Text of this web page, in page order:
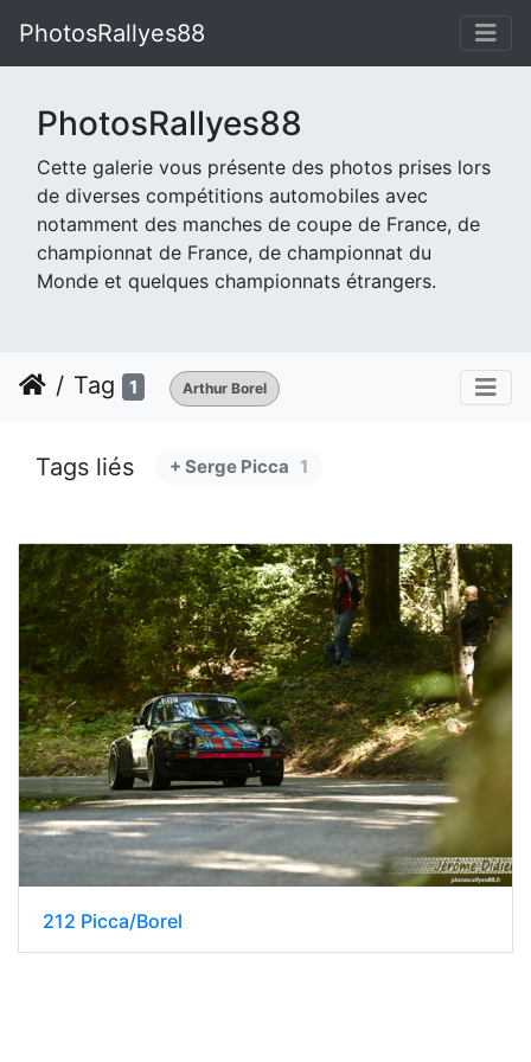
PhotosRallyes88
PhotosRallyes88
Cette galerie vous présente des photos prises lors
de diverses compétitions automobiles avec
notamment des manches de coupe de France, de
championnat de France, de championnat du
Monde et quelques championnats étrangers.
Tag 1 Arthur Borel
Tags liés + Serge Picca 1
212 Picca/Borel